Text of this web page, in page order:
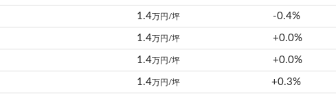
1.4万円/坪 -0.4%
1.4万円/坪 +0.0%
1.4万円/坪 +0.0%
1.4万円/坪 +0.3%